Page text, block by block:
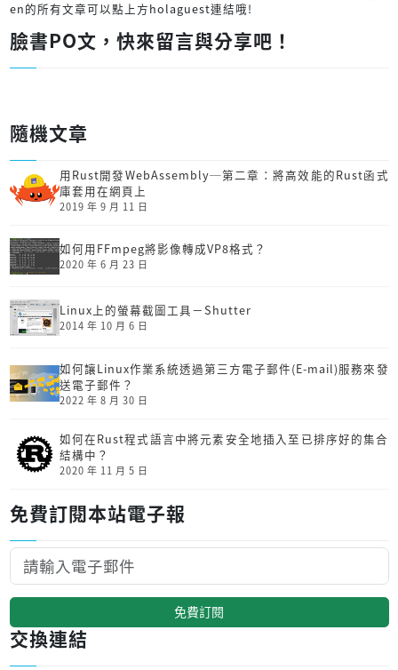
en的所有文章可以點上方holaguest連結哦!
臉書PO文，快來留言與分享吧！
隨機文章
用Rust開發Web­Assembly─第二章：將高效能的Rust函式
庫套用在網頁上
2019 年 9 月 11 日
如何用FFmpeg將影像轉成VP8格式？
2020 年 6 月 23 日
Linux上的螢幕截圖工具－Shutter
2014 年 10 月 6 日
如何讓Linux作業系統透過第三方電子郵件(E-mail)服務來發
送電子郵件？
2022 年 8 月 30 日
如何在Rust程式語言中將元素安全地插入至已排序好的集合
結構中？
2020 年 11 月 5 日
免費訂閱本站電子報
免費訂閱
交換連結